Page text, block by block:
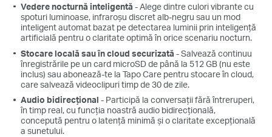
Vedere nocturnă inteligentă -Alege dintre culori vibrante cu
spoturi luminoase, infraroșu discret alb-negru sau un mod
inteligent automat bazat pe detectarea luminii prin inteligență
artificială pentru o claritate optimă în orice scenariu nocturn.
Stocare locală sau în cloud securizată - Salvează continuu
înregistrările pe un card microSD de până la 512 GB (nu este
inclus) sau abonează-te la Tapo Care pentru stocare în cloud,
care salvează videoclipuri timp de 30 de zile.
Audio bidirecțional - Participă la conversațiifără întreruperi,
în timp real, cu funcția noastră audio bidirecțională,
concepută pentru o latență minimă și o claritate excepțională
a sunetului.